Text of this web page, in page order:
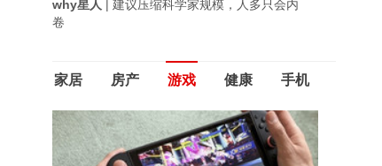
why星人 | 建议压缩科学家规模，人多只会内
卷
家居 房产 游戏 健康 手机